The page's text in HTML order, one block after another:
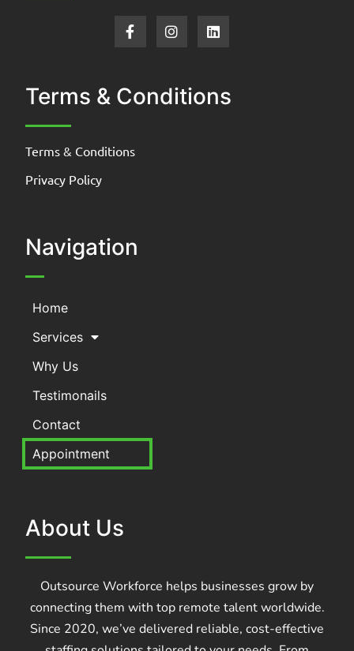
Terms & Conditions
Terms & Conditions
Privacy Policy
Navigation
Home
Services
Why Us
Testimonails
Contact
Appointment
About Us
Outsource Workforce helps businesses grow by
connecting them with top remote talent worldwide.
Since 2020, we’ve delivered reliable, cost-effective